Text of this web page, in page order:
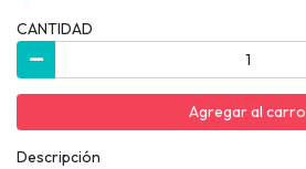
CANTIDAD
Agregar al carro
Descripción